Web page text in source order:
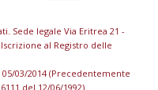
Sede legale Via Eritrea 21 -
al Registro delle
03/2014 (Precedentemente
del 12/06/1992)